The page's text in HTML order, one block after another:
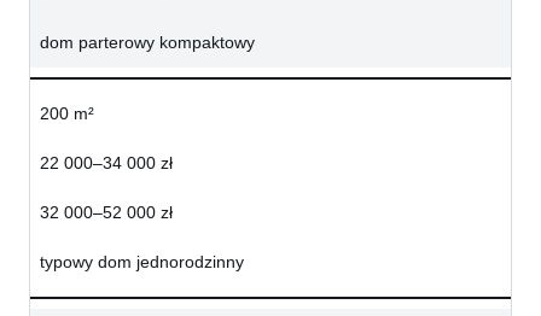
dom parterowy kompaktowy
200 m²
22 000–34 000 zł
32 000–52 000 zł
typowy dom jednorodzinny